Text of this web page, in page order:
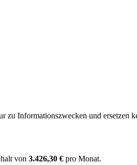
Informationszwecken und ersetzen
von 3.426,30 € pro Monat.